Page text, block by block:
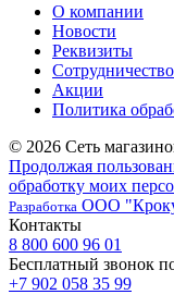
О компании
Новости
Реквизиты
Сотрудничество
Акции
Политика
© 2026 Сеть
Продолжая
обработку моих
Разработка ООО
Контакты
8 800 600 96 01
Бесплатный звонок
+7 902 058 35 99